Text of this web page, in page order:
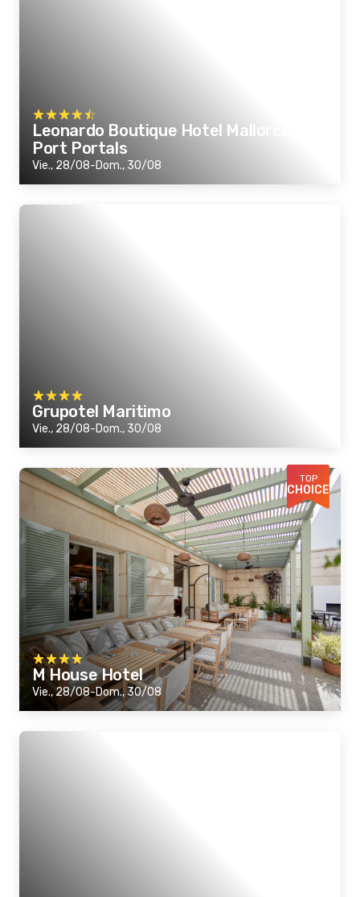
Leonardo Boutique Hotel Mallorca
Port Portals
Vie., 28/08-Dom., 30/08
Grupotel Maritimo
Vie., 28/08-Dom., 30/08
TOP
CHOICE
M House Hotel
Vie., 28/08-Dom., 30/08